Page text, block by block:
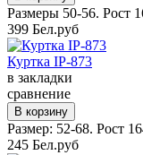
Размеры 50-56. Рост
399 Бел.руб
Куртка IP-873
в закладки
сравнение
Размер: 52-68. Рост
245 Бел.руб